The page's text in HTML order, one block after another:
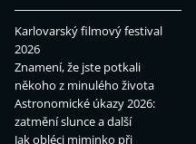
Karlovarský filmový festival
2026
Znamení, že jste potkali
někoho z minulého života
Astronomické úkazy 2026:
zatmění slunce a další
Jak obléci miminko při